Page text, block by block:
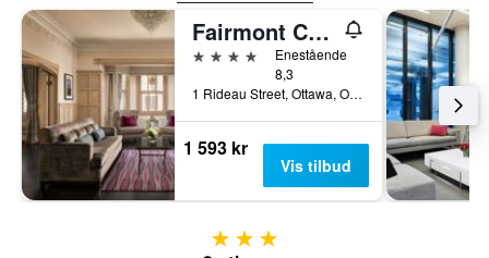
Fairmont Château Laurier
4 stjerner
Enestående
8,3
1 Rideau Street, Ottawa, ON, Canada
1 593 kr
Vis tilbud
3 stjerner